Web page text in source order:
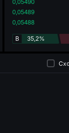
0,05490
0,05489
0,05488
35,2%
B